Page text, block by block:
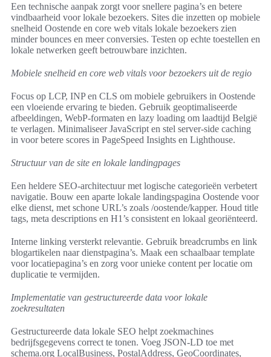
Een technische aanpak zorgt voor snellere pagina’s en betere
vindbaarheid voor lokale bezoekers. Sites die inzetten op mobiele
snelheid Oostende en core web vitals lokale bezoekers zien
minder bounces en meer conversies. Testen op echte toestellen en
lokale netwerken geeft betrouwbare inzichten.
Mobiele snelheid en core web vitals voor bezoekers uit de regio
Focus op LCP, INP en CLS om mobiele gebruikers in Oostende
een vloeiende ervaring te bieden. Gebruik geoptimaliseerde
afbeeldingen, WebP-formaten en lazy loading om laadtijd België
te verlagen. Minimaliseer JavaScript en stel server-side caching
in voor betere scores in PageSpeed Insights en Lighthouse.
Structuur van de site en lokale landingpages
Een heldere SEO-architectuur met logische categorieën verbetert
navigatie. Bouw een aparte lokale landingspagina Oostende voor
elke dienst, met schone URL’s zoals /oostende/kapper. Houd title
tags, meta descriptions en H1’s consistent en lokaal georiënteerd.
Interne linking versterkt relevantie. Gebruik breadcrumbs en link
blogartikelen naar dienstpagina’s. Maak een schaalbaar template
voor locatiepagina’s en zorg voor unieke content per locatie om
duplicatie te vermijden.
Implementatie van gestructureerde data voor lokale
zoekresultaten
Gestructureerde data lokale SEO helpt zoekmachines
bedrijfsgegevens correct te tonen. Voeg JSON-LD toe met
schema.org LocalBusiness, PostalAddress, GeoCoordinates,